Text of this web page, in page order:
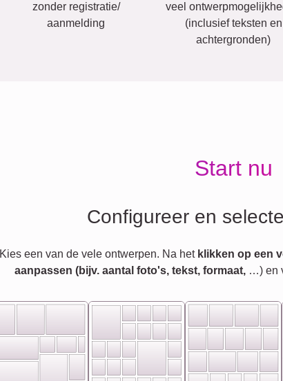
zonder registratie/
aanmelding
veel
(inclusief teksten en
achtergronden)
Start nu
Configureer en
Kies een van de vele ontwerpen. Na het klikken op een
aanpassen (bijv. aantal foto's, tekst, formaat, …) en